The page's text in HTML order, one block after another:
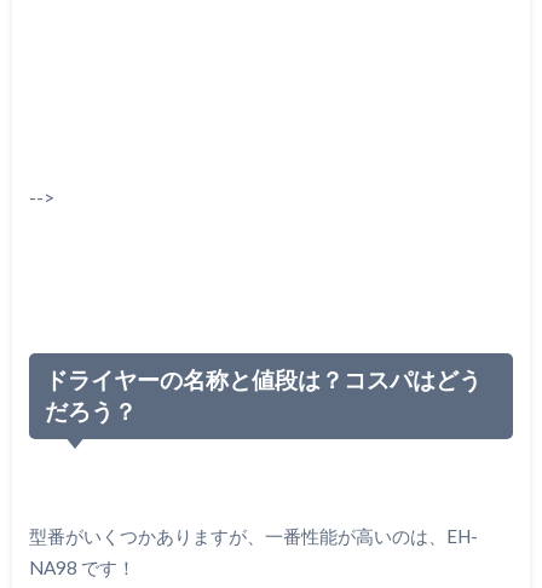
-->
ドライヤーの名称と値段は？コスパはどう
だろう？
型番がいくつかありますが、一番性能が高いのは、EH-
NA98 です！